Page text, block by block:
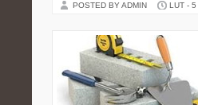
POSTED BY ADMIN LUT -